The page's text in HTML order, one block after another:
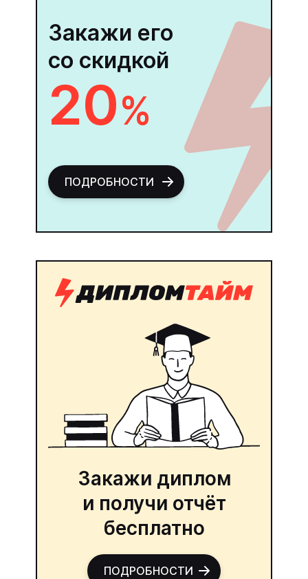
Закажи его
со скидкой
20%
ПОДРОБНОСТИ
Закажи диплом
и получи отчёт
бесплатно
ПОДРОБНОСТИ